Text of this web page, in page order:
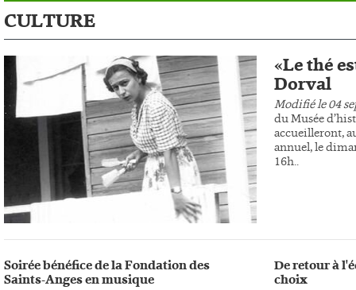
CULTURE
«Le thé
Dorval
Modifié le 04
du Musée
accueilleront,
annuel, le
16h..
Soirée bénéfice de la Fondation des
Saints-Anges en musique
De retour à
choix